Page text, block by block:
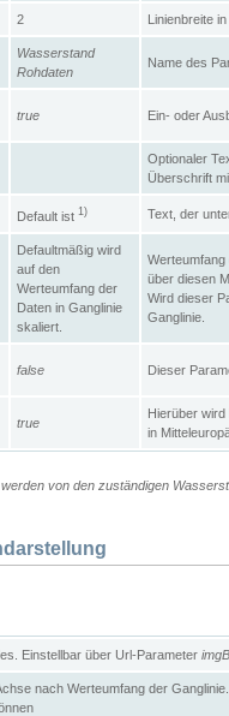
2 Linienbreite
Wasserstand
Rohdaten
Name des
true Ein- oder
Optionaler
Überschrift
Default ist 1) Text, der
Defaultmäßig wird
auf den
Werteumfang der
Daten in Ganglinie
skaliert.
über diesen
Wird dieser
Ganglinie.
false Dieser
true
Hierüber
in
von den zuständigen
Einstellbar über Url-Parameter
nach Werteumfang der